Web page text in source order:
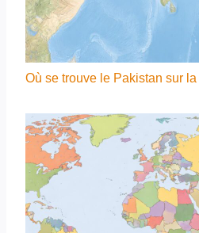
Où se trouve le Pakistan sur